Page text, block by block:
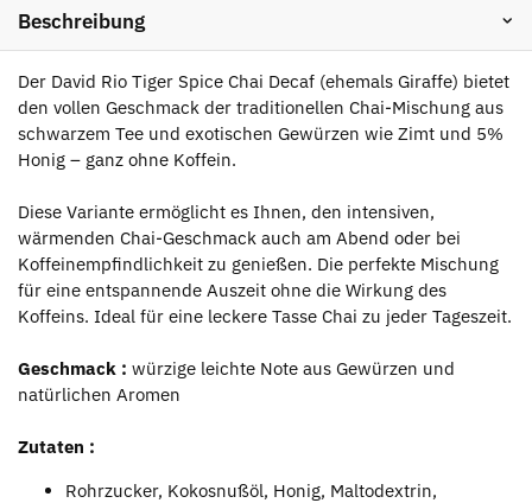
Beschreibung
Der David Rio Tiger Spice Chai Decaf (ehemals Giraffe) bietet
den vollen Geschmack der traditionellen Chai-Mischung aus
schwarzem Tee und exotischen Gewürzen wie Zimt und 5%
Honig – ganz ohne Koffein.
Diese Variante ermöglicht es Ihnen, den intensiven,
wärmenden Chai-Geschmack auch am Abend oder bei
Koffeinempfindlichkeit zu genießen. Die perfekte Mischung
für eine entspannende Auszeit ohne die Wirkung des
Koffeins. Ideal für eine leckere Tasse Chai zu jeder Tageszeit.
Geschmack : würzige leichte Note aus Gewürzen und
natürlichen Aromen
Zutaten :
Rohrzucker, Kokosnußöl, Honig, Maltodextrin,